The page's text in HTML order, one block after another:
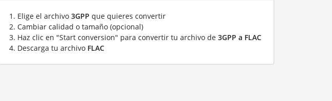
Elige el archivo 3GPP que quieres convertir
Cambiar calidad o tamaño (opcional)
Haz clic en "Start conversion" para convertir tu archivo de 3GPP a FLAC
Descarga tu archivo FLAC